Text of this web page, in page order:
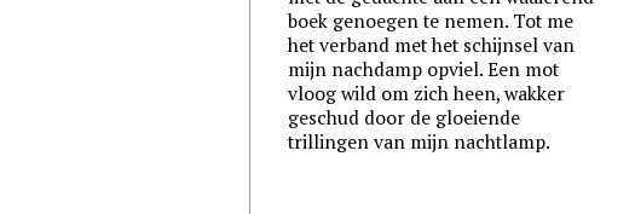
boek genoegen te nemen. Tot me
het verband met het schijnsel van
mijn nachdamp opviel. Een mot
vloog wild om zich heen, wakker
geschud door de gloeiende
trillingen van mijn nachtlamp.